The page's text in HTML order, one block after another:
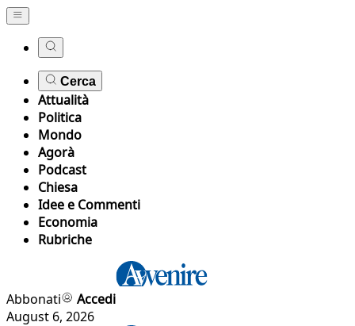
Cerca
Attualità
Politica
Mondo
Agorà
Podcast
Chiesa
Idee e Commenti
Economia
Rubriche
Abbonati
Accedi
August 6, 2026